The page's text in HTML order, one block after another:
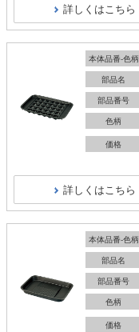
詳しくはこちら
本体品番-色柄
部品名
部品番号
色柄
価格
詳しくはこちら
本体品番-色柄
部品名
部品番号
色柄
価格